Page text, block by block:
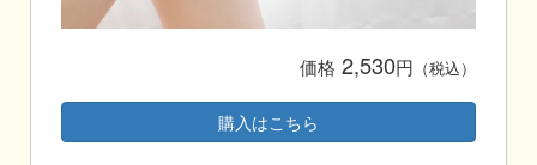
価格 2,530円 （税込）
購入はこちら